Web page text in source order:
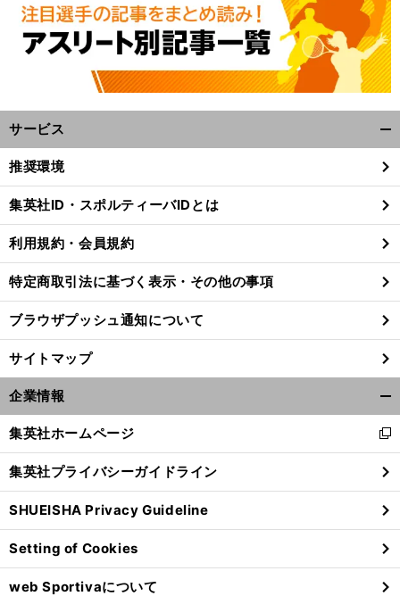
サービス
閉
る
推奨環境
集英社ID・スポルティーバIDとは
利用規約・会員規約
特定商取引法に基づく表示・その他の事項
ブラウザプッシュ通知について
サイトマップ
企業情報
閉
る
集英社ホームページ
新
し
い
ウ
ィ
ン
ド
ウ
で
集英社プライバシーガイドライン
SHUEISHA Privacy Guideline
Setting of Cookies
web Sportivaについて